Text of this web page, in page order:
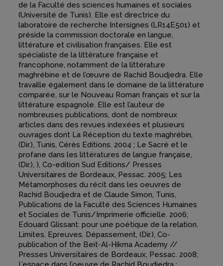
de la Faculté des sciences humaines et sociales
(Université de Tunis). Elle est directrice du
laboratoire de recherche Intersignes (LR14E501) et
préside la commission doctorale en langue,
littérature et civilisation françaises. Elle est
spécialiste de la littérature française et
francophone, notamment de la littérature
maghrébine et de l’œuvre de Rachid Boudjedra. Elle
travaille également dans le domaine de la littérature
comparée, sur le Nouveau Roman français et sur la
littérature espagnole. Elle est l’auteur de
nombreuses publications, dont de nombreux
articles dans des revues indexées et plusieurs
ouvrages dont La Réception du texte maghrébin,
(Dir.), Tunis, Cérès Editions. 2004 ; Le Sacré et le
profane dans les littératures de langue française,
(Dir.), ), Co-edition Sud Editions/ Presses
Universitaires de Bordeaux, Pessac. 2005; Les
Métamorphoses du récit dans les oeuvres de
Rachid Boudjedra et de Claude Simon, Tunis,
Publications de la Faculté des Sciences Humaines
et Sociales de Tunis/Imprimerie officielle. 2006;
Edouard Glissant: pour une poétique de la relation.
Limites. Epreuves. Dépassement, (Dir.), Co-
publication of the Beit-Al-Hikma Academy //
Presses Universitaires de Bordeaux, Pessac. 2008;